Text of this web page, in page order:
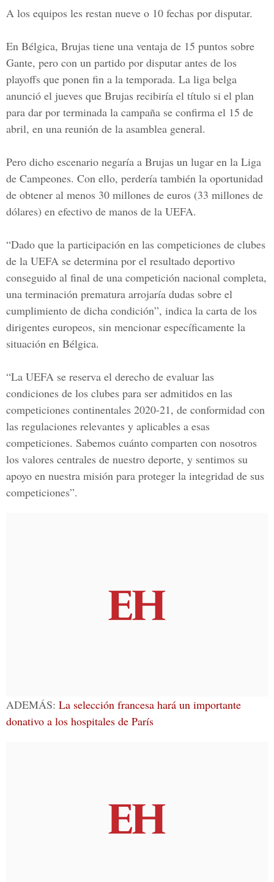
A los equipos les restan nueve o 10 fechas por disputar.
En Bélgica, Brujas tiene una ventaja de 15 puntos sobre
Gante, pero con un partido por disputar antes de los
playoffs que ponen fin a la temporada. La liga belga
anunció el jueves que Brujas recibiría el título si el plan
para dar por terminada la campaña se confirma el 15 de
abril, en una reunión de la asamblea general.
Pero dicho escenario negaría a Brujas un lugar en la Liga
de Campeones. Con ello, perdería también la oportunidad
de obtener al menos 30 millones de euros (33 millones de
dólares) en efectivo de manos de la UEFA.
“Dado que la participación en las competiciones de clubes
de la UEFA se determina por el resultado deportivo
conseguido al final de una competición nacional completa,
una terminación prematura arrojaría dudas sobre el
cumplimiento de dicha condición”, indica la carta de los
dirigentes europeos, sin mencionar específicamente la
situación en Bélgica.
“La UEFA se reserva el derecho de evaluar las
condiciones de los clubes para ser admitidos en las
competiciones continentales 2020-21, de conformidad con
las regulaciones relevantes y aplicables a esas
competiciones. Sabemos cuánto comparten con nosotros
los valores centrales de nuestro deporte, y sentimos su
apoyo en nuestra misión para proteger la integridad de sus
competiciones”.
ADEMÁS: La selección francesa hará un importante
donativo a los hospitales de París